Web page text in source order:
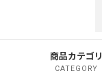
商品カテゴリ
CATEGORY